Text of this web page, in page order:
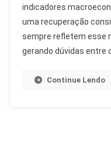
Com
indicadores
uma recuperação
sempre refletem esse
gerando dúvidas entre
Continue Lendo